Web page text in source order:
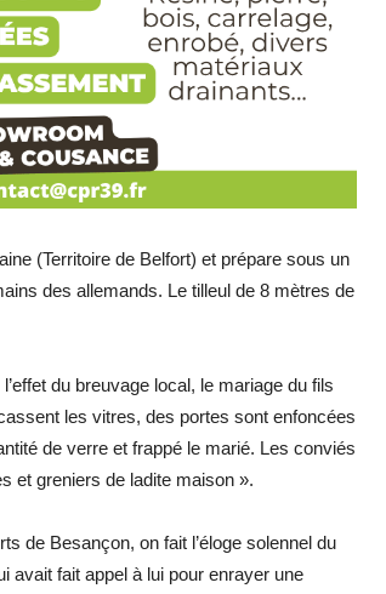
(Territoire de Belfort) et prépare sous un
des allemands. Le tilleul de 8 mètres de
du breuvage local, le mariage du fils
les vitres, des portes sont enfoncées
de verre et frappé le marié. Les conviés
et greniers de ladite maison ».
de Besançon, on fait l’éloge solennel du
avait fait appel à lui pour enrayer une